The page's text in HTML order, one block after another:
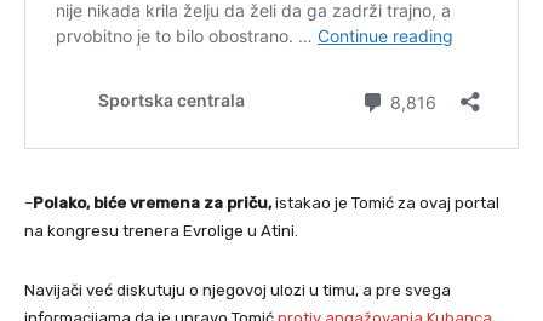
–Polako, biće vremena za priču,istakao je Tomić za ovaj portal
na kongresu trenera Evrolige u Atini.
Navijači već diskutuju o njegovoj ulozi u timu, a pre svega